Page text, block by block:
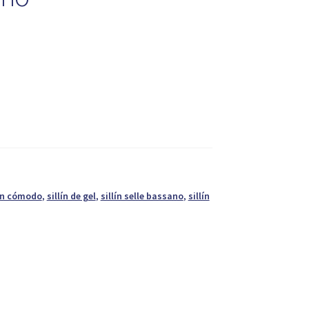
cómodo, sillín de gel, sillín selle bassano, sillín